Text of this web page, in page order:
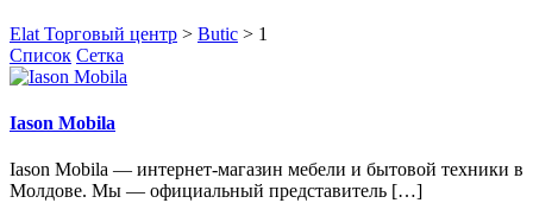
Elat Торговый центр > Butic > 1
Список Сетка
Iason Mobila
Iason Mobila — интернет-магазин мебели и бытовой техники в
Молдове. Мы — официальный представитель […]